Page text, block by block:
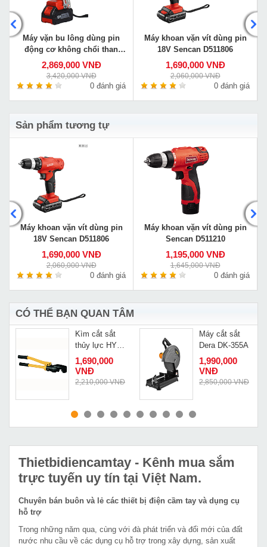
Máy vặn bu lông dùng pin
động cơ không chổi than
Sencan D512001
2,869,000 VNĐ
3,420,000 VNĐ
0 đánh giá
Máy khoan vặn vít dùng pin
18V Sencan D511806
1,690,000 VNĐ
2,060,000 VNĐ
0 đánh giá
Sản phẩm tương tự
Máy khoan vặn vít dùng pin
18V Sencan D511806
1,690,000 VNĐ
2,060,000 VNĐ
0 đánh giá
Máy khoan vặn vít dùng pin
Sencan D511210
1,195,000 VNĐ
1,645,000 VNĐ
0 đánh giá
CÓ THỂ BẠN QUAN TÂM
MUA NGAY
Kìm cắt sắt
thủy lực HY
20A
1,690,000
VNĐ
2,210,000 VNĐ
MUA NGAY
Máy cắt sắt
Dera DK-355A
1,990,000
VNĐ
2,850,000 VNĐ
Thietbidiencamtay - Kênh mua sắm
trực tuyến uy tín tại Việt Nam.
Chuyên bán buôn và lẻ các thiết bị điện cầm tay và dụng cụ
hỗ trợ
Trong những năm qua, cùng với đà phát triển và đổi mới của đất
nước nhu cầu về các dụng cụ hỗ trợ trong xây dựng, sản xuất